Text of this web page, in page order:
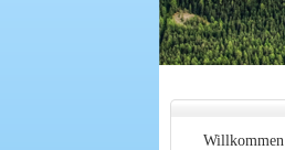
Willkommen